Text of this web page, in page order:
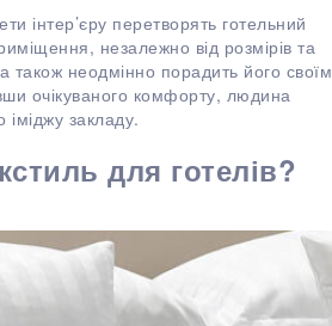
інтер’єру перетворять готельний
незалежно від розмірів та
а також неодмінно порадить його своїм
очікуваного комфорту, людина
закладу.
для готелів?